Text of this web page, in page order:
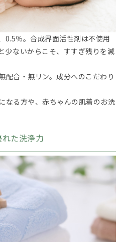
0.5％。合成界面活性剤は不使用
少ないからこそ、すすぎ残りを減
配合・無リン。成分へのこだわり
なる方や、赤ちゃんの肌着のお洗
れた洗浄力